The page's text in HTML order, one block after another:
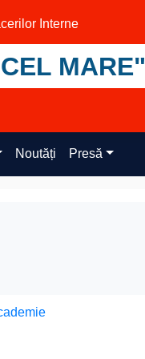
Interne
MARE"
Noutăți Presă